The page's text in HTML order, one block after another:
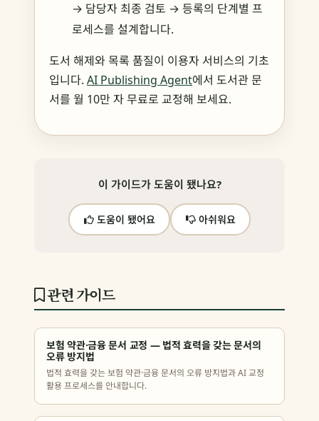
→ 담당자 최종 검토 → 등록의 단계별 프
로세스를 설계합니다.
도서 해제와 목록 품질이 이용자 서비스의 기초
입니다. AI Publishing Agent에서 도서관 문
서를 월 10만 자 무료로 교정해 보세요.
이 가이드가 도움이 됐나요?
도움이 됐어요 아쉬워요
관련 가이드
보험 약관·금융 문서 교정 — 법적 효력을 갖는 문서의
오류 방지법
법적 효력을 갖는 보험 약관·금융 문서의 오류 방지법과 AI 교정
활용 프로세스를 안내합니다.